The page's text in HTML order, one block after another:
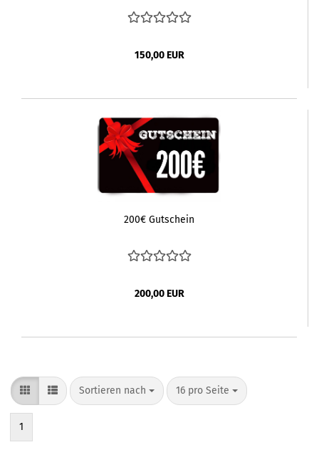
150,00 EUR
200€ Gutschein
200,00 EUR
Sortieren nach
Sortieren nach 16 pro Seite
pro Seite
1